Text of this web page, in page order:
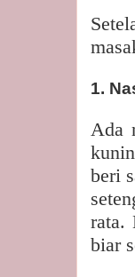
1.
Ada
beri
rata.
biar